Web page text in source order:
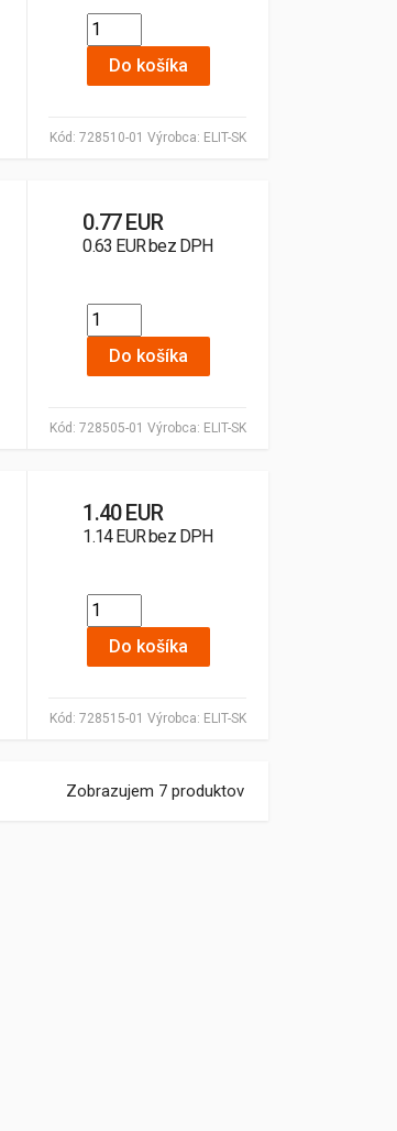
Kód: 728510-01 Výrobca: ELIT-SK
Do košíka
Kód: 728505-01 Výrobca: ELIT-SK
0.77 EUR
0.63 EUR bez DPH
Do košíka
Kód: 728515-01 Výrobca: ELIT-SK
1.40 EUR
1.14 EUR bez DPH
Do košíka
Zobrazujem 7 produktov